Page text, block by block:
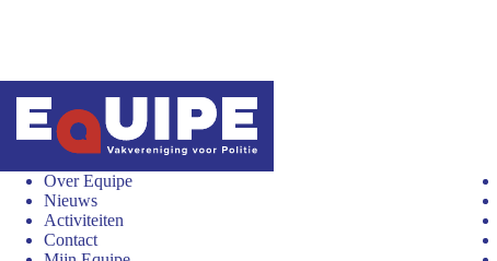
Over Equipe
Nieuws
Activiteiten
Contact